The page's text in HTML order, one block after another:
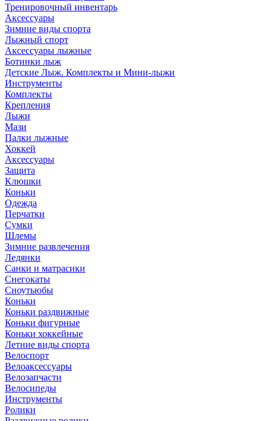
Тренировочный инвентарь
Аксессуары
Зимние виды спорта
Лыжный спорт
Аксессуары лыжные
Ботинки лыж
Детские Лыж. Комплекты и Мини-лыжи
Инструменты
Комплекты
Крепления
Лыжи
Мази
Палки лыжные
Хоккей
Аксессуары
Защита
Клюшки
Коньки
Одежда
Перчатки
Сумки
Шлемы
Зимние развлечения
Ледянки
Санки и матрасики
Снегокаты
Сноутьюбы
Коньки
Коньки раздвижные
Коньки фигурные
Коньки хоккейные
Летние виды спорта
Велоспорт
Велоаксессуары
Велозапчасти
Велосипеды
Инструменты
Ролики